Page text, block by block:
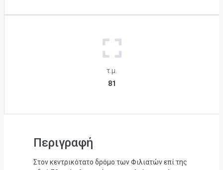
τ.μ.
81
Περιγραφή
Στον κεντρικότατο δρόμο των Φιλιατών επί της